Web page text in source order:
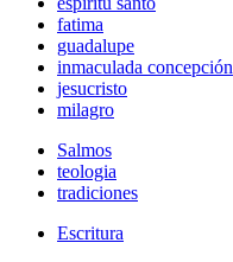
fatima
guadalupe
inmaculada concepción
jesucristo
milagro
Salmos
teologia
tradiciones
Escritura